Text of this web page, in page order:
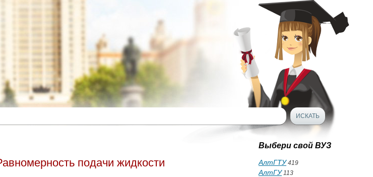
подачи жидкости
Выбери свой ВУЗ
АлтГТУ419
АлтГУ113